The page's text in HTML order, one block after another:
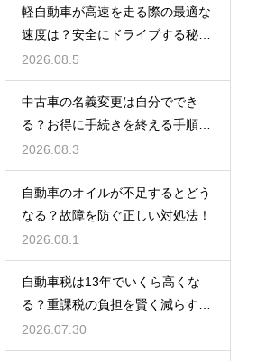
軽自動車が高速を走る際の最適な
速度は？安全にドライブする秘
訣！
2026.08.5
中古車の名義変更は自分ででき
る？お得に手続きを終える手順を
解説
2026.08.3
自動車のオイルが不足するとどう
なる？故障を防ぐ正しい対処法！
2026.08.1
自動車税は13年でいくら高くな
る？重課税の負担を賢く減らす秘
訣
2026.07.30